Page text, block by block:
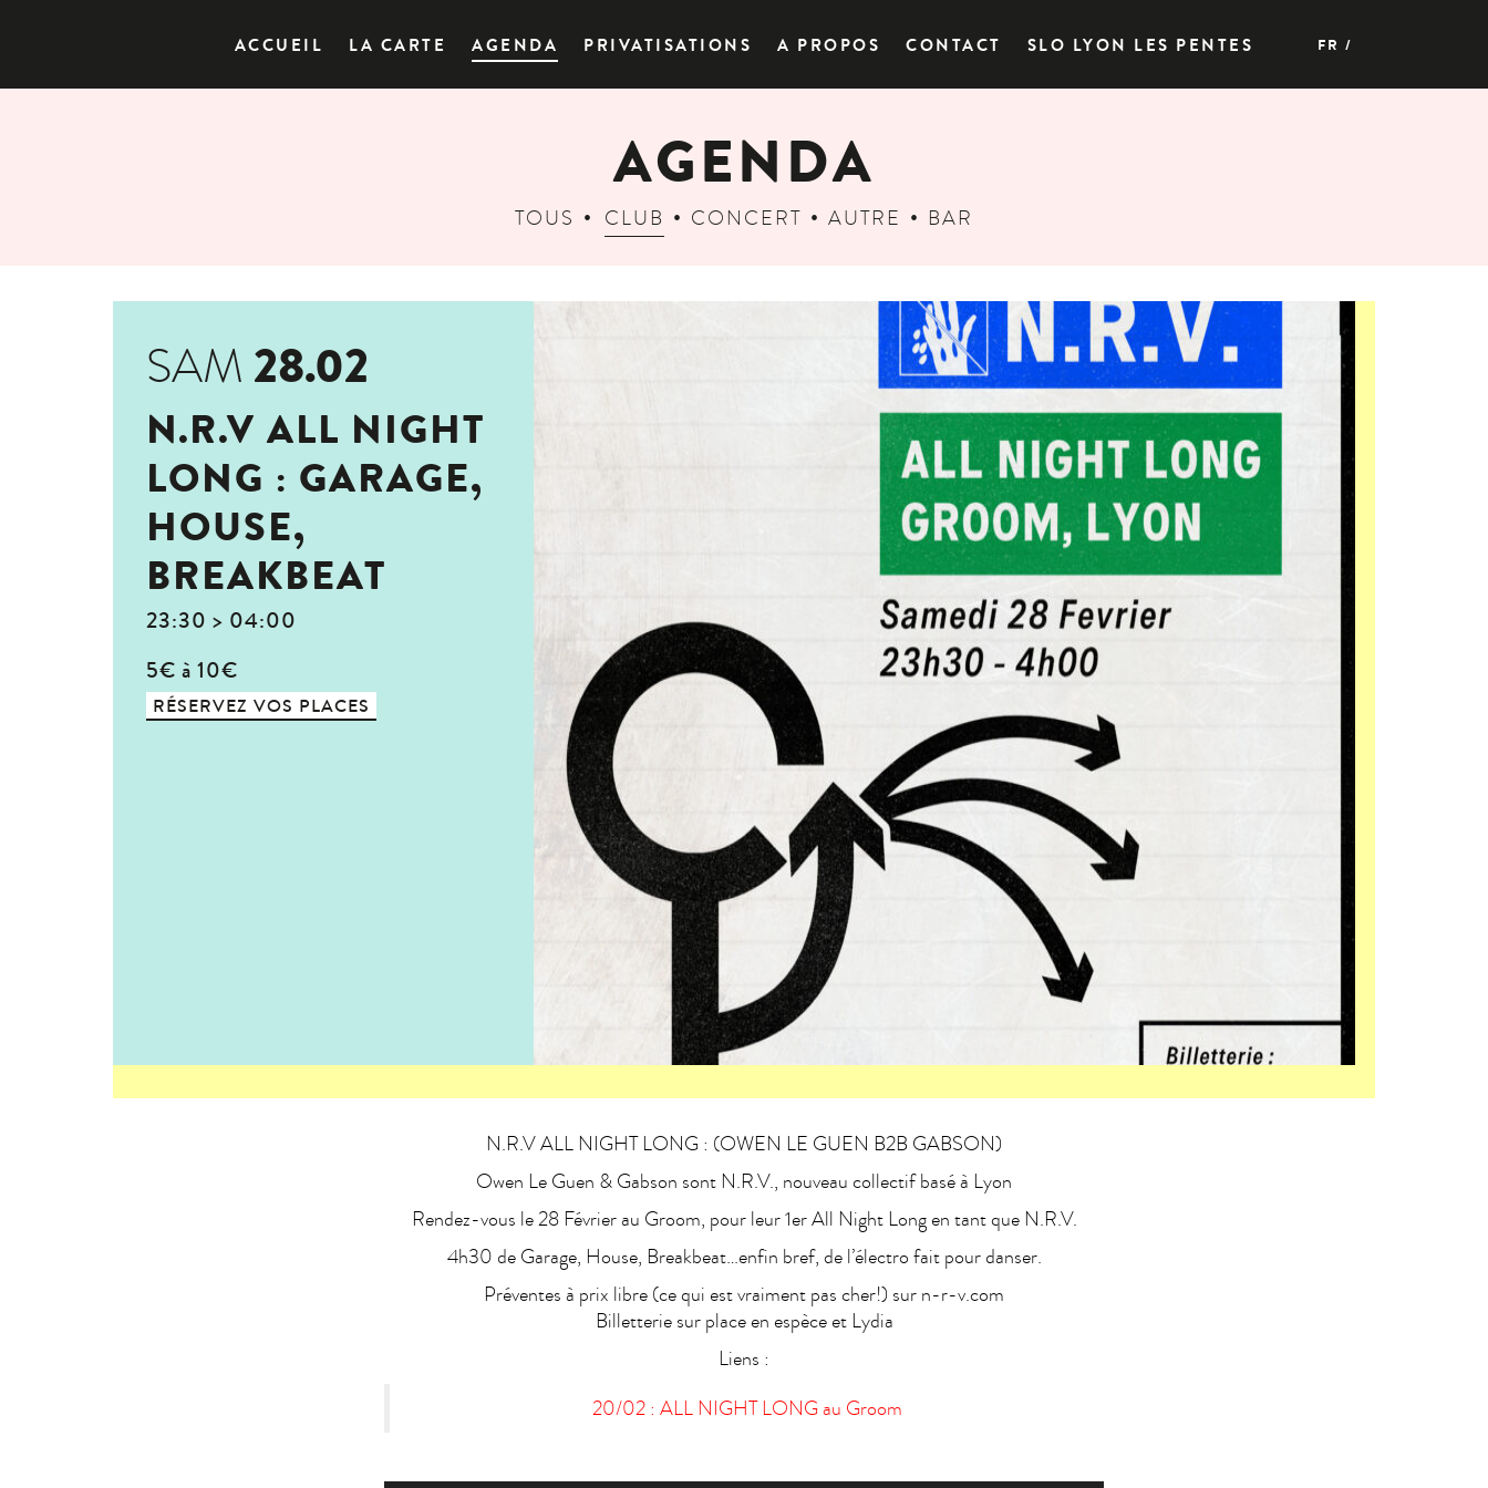
ACCUEIL LA CARTE AGENDA PRIVATISATIONS A PROPOS CONTACT SLO LYON LES PENTES FR
AGENDA
TOUS CLUB CONCERT AUTRE BAR
SAM 28.02
N.R.V ALL NIGHT
LONG : GARAGE,
HOUSE,
BREAKBEAT
23:30 > 04:00
5€ à 10€
RÉSERVEZ VOS PLACES
N.R.V ALL NIGHT LONG : (OWEN LE GUEN B2B GABSON)
Owen Le Guen & Gabson sont N.R.V., nouveau collectif basé à Lyon
Rendez-vous le 28 Février au Groom, pour leur 1er All Night Long en tant que N.R.V.
4h30 de Garage, House, Breakbeat…enfin bref, de l’électro fait pour danser.
Préventes à prix libre (ce qui est vraiment pas cher!) sur n-r-v.com
Billetterie sur place en espèce et Lydia
Liens :
20/02 : ALL NIGHT LONG au Groom